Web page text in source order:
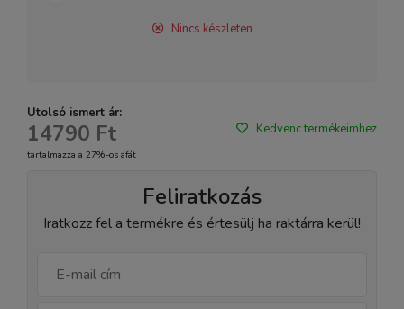
Nincs készleten
Utolsó ismert ár:
14790 Ft
tartalmazza a 27%-os áfát
Kedvenc termékeimhez
Feliratkozás
Iratkozz fel a termékre és értesülj ha raktárra kerül!